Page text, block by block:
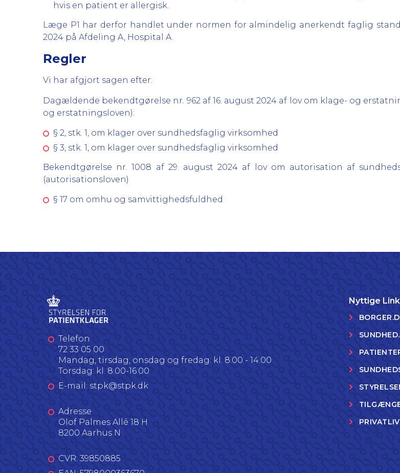
hvis en patient er allergisk.
Læge P1 har derfor handlet under normen for almindelig anerkendt faglig
2024 på Afdeling A, Hospital A.
Regler
Vi har afgjort sagen efter:
Dagældende bekendtgørelse nr. 962 af 16. august 2024 af lov om klage- og
og erstatningsloven):
§ 2, stk. 1, om klager over sundhedsfaglig virksomhed
§ 3, stk. 1, om klager over sundhedsfaglig virksomhed
Bekendtgørelse nr. 1008 af 29. august 2024 af lov om autorisation af
(autorisationsloven)
§ 17 om omhu og samvittighedsfuldhed
Telefon
72 33 05 00
Mandag, tirsdag, onsdag og fredag: kl. 8.00 - 14.00
Torsdag: kl. 8.00-16.00
E-mail: stpk@stpk.dk
Adresse
Olof Palmes Allé 18 H
8200 Aarhus N
CVR: 39850885
Nyttige